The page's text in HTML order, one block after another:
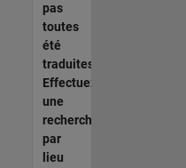
pas
toutes
été
traduites.
Effectuez
une
recherche
par
lieu